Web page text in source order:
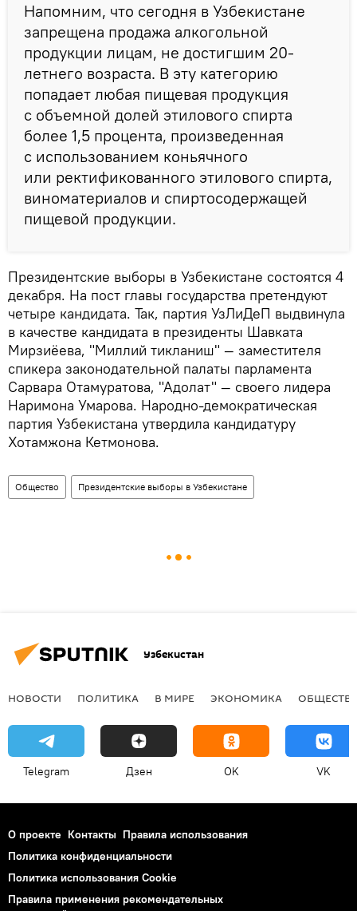
Напомним, что сегодня в Узбекистане
запрещена продажа алкогольной
продукции лицам, не достигшим 20-
летнего возраста. В эту категорию
попадает любая пищевая продукция
с объемной долей этилового спирта
более 1,5 процента, произведенная
с использованием коньячного
или ректификованного этилового спирта,
виноматериалов и спиртосодержащей
пищевой продукции.
Президентские выборы в Узбекистане состоятся 4
декабря. На пост главы государства претендуют
четыре кандидата. Так, партия УзЛиДеП выдвинула
в качестве кандидата в президенты Шавката
Мирзиёева, "Миллий тикланиш" — заместителя
спикера законодательной палаты парламента
Сарвара Отамуратова, "Адолат" — своего лидера
Наримона Умарова. Народно-демократическая
партия Узбекистана утвердила кандидатуру
Хотамжона Кетмонова.
Общество Президентские выборы в Узбекистане
Узбекистан
НОВОСТИ ПОЛИТИКА В МИРЕ ЭКОНОМИКА
Telegram Дзен OK VK
О проекте Контакты Правила использования
Политика конфиденциальности
Политика использования Cookie
Правила применения рекомендательных